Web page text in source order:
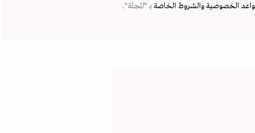
الخصوصيةوالشروط الخاصة بـ “المجلة".